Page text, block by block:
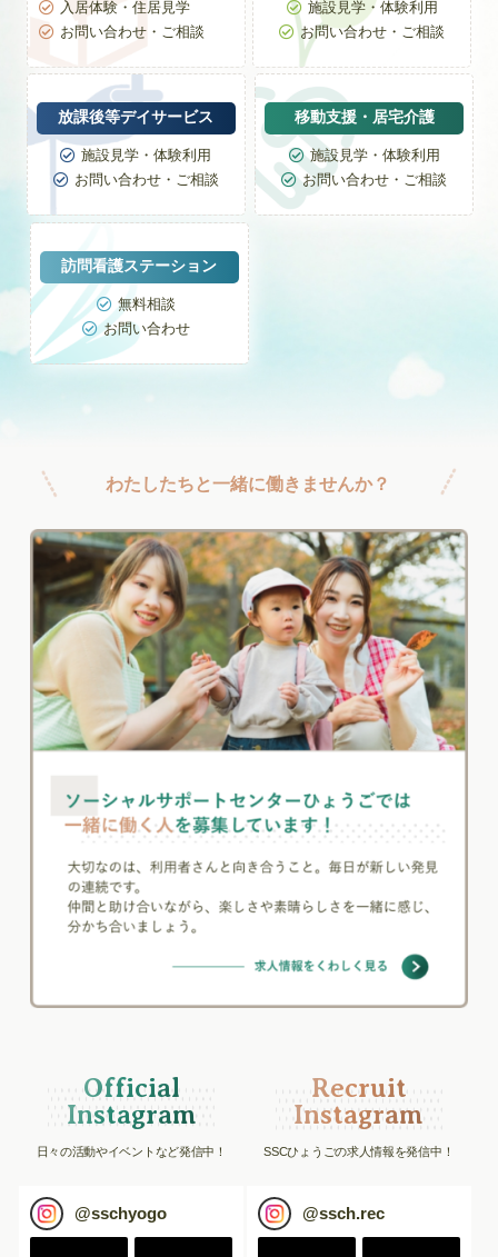
 入居体験・住居見学
 お問い合わせ・ご相談
 施設見学・体験利用
 お問い合わせ・ご相談
放課後等デイサービス
 施設見学・体験利用
 お問い合わせ・ご相談
移動支援・居宅介護
 施設見学・体験利用
 お問い合わせ・ご相談
訪問看護ステーション
 無料相談
 お問い合わせ
わたしたちと一緒に働きませんか？
Official
Instagram
日々の活動やイベントなど発信中！
@sschyogo
Recruit
Instagram
SSCひょうごの求人情報を発信中！
@ssch.rec